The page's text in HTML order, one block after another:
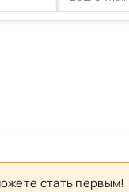
стать первым!